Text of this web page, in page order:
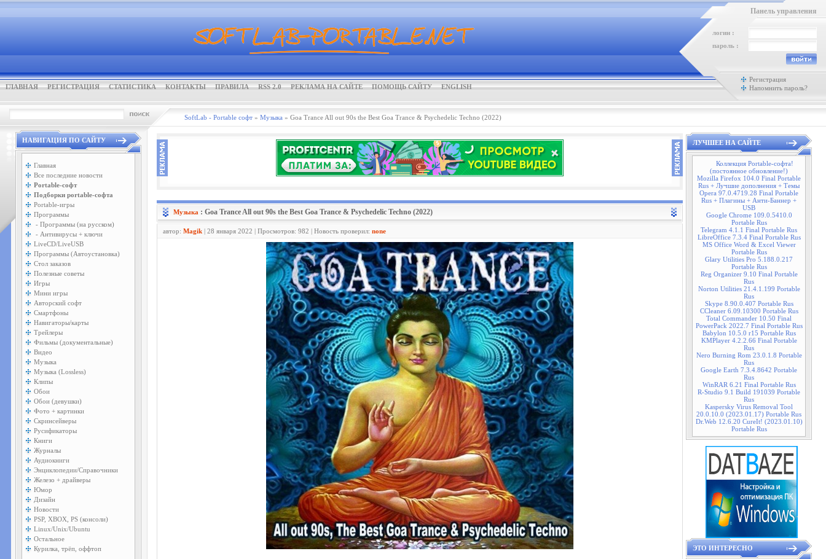
ГЛАВНАЯ РЕГИСТРАЦИЯ СТАТИСТИКА КОНТАКТЫ ПРАВИЛА RSS 2.0 РЕКЛАМА НА САЙТЕ ПОМОЩЬ САЙТУ ENGLISH
Панель управления
логин :
пароль :
Регистрация
Напомнить пароль?
SoftLab - Portable софт » Музыка » Goa Trance All out 90s the Best Goa Trance & Psychedelic Techno (2022)
НАВИГАЦИЯ ПО САЙТУ
Главная
Все последние новости
Portable-софт
Подборки portable-софта
Portable-игры
Программы
- Программы (на русском)
- Антивирусы + ключи
LiveCD/LiveUSB
Программы (Автоустановка)
Стол заказов
Полезные советы
Игры
Мини игры
Авторский софт
Смартфоны
Навигаторы/карты
Трейлеры
Фильмы (документальные)
Видео
Музыка
Музыка (Lossless)
Клипы
Обои
Обои (девушки)
Фото + картинки
Скринсейверы
Русификаторы
Книги
Журналы
Аудиокниги
Энциклопедии/Справочники
Железо + драйверы
Юмор
Дизайн
Новости
PSP, XBOX, PS (консоли)
Linux/Unix/Ubuntu
Остальное
Курилка, трёп, оффтоп
Музыка : Goa Trance All out 90s the Best Goa Trance & Psychedelic Techno (2022)
автор: Magik | 28 января 2022 | Просмотров: 982 | Новость проверил: none
ЛУЧШЕЕ НА САЙТЕ
Коллекция Portable-софта!
(постоянное обновление!)
Mozilla Firefox 104.0 Final Portable
Rus + Лучшие дополнения + Темы
Opera 97.0.4719.28 Final Portable
Rus + Плагины + Анти-Баннер +
USB
Google Chrome 109.0.5410.0
Portable Rus
Telegram 4.1.1 Final Portable Rus
LibreOffice 7.3.4 Final Portable Rus
MS Office Word & Excel Viewer
Portable Rus
Glary Utilities Pro 5.188.0.217
Portable Rus
Reg Organizer 9.10 Final Portable
Rus
Norton Utilities 21.4.1.199 Portable
Rus
Skype 8.90.0.407 Portable Rus
CCleaner 6.09.10300 Portable Rus
Total Commander 10.50 Final
PowerPack 2022.7 Final Portable Rus
Babylon 10.5.0 r15 Portable Rus
KMPlayer 4.2.2.66 Final Portable
Rus
Nero Burning Rom 23.0.1.8 Portable
Rus
Google Earth 7.3.4.8642 Portable
Rus
WinRAR 6.21 Final Portable Rus
R-Studio 9.1 Build 191039 Portable
Rus
Kaspersky Virus Removal Tool
20.0.10.0 (2023.01.17) Portable Rus
Dr.Web 12.6.20 CureIt! (2023.01.10)
Portable Rus
ЭТО ИНТЕРЕСНО